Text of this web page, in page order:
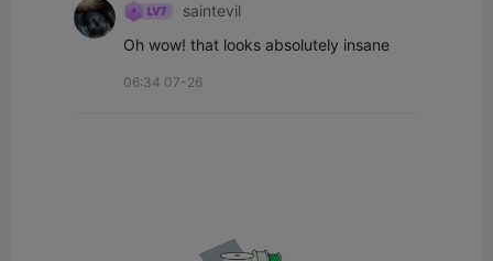
saintevil
06:34 07-26